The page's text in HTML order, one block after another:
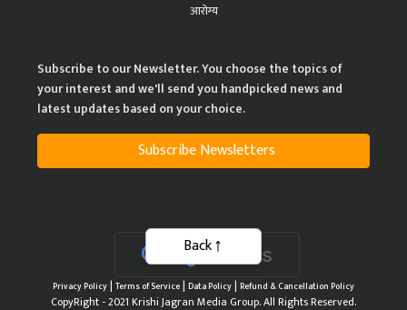
आरोग्य
Subscribe to our Newsletter. You choose the topics of
your interest and we'll send you handpicked news and
latest updates based on your choice.
Subscribe Newsletters
Privacy Policy| Terms of Service| Data Policy| Refund & Cancellation Policy
CopyRight - 2021 Krishi Jagran Media Group. All Rights Reserved.
Back